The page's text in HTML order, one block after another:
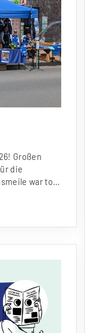
Großen
die
war to…